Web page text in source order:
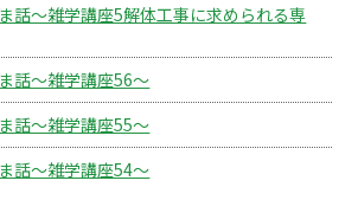
話～雑学講座5解体工事に求められる専
話～雑学講座56～
話～雑学講座55～
話～雑学講座54～